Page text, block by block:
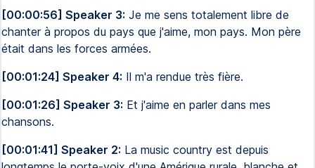
[00:00:56] Speaker 3: Je me sens totalement libre de
chanter à propos du pays que j'aime, mon pays. Mon père
était dans les forces armées.
[00:01:24] Speaker 4: Il m'a rendue très fière.
[00:01:26] Speaker 3: Et j'aime en parler dans mes
chansons.
[00:01:41] Speaker 2: La music country est depuis